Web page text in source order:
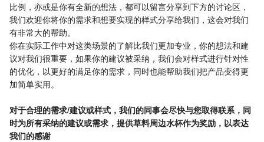
比例，亦或是你有全新的想法，都可以留言分享到下方的讨论区，
我们欢迎你将你的需求和想要实现的样式分享给我们，这会对我们
有非常大的帮助。
你在实际工作中对这类场景的了解比我们更加专业，你的想法和建
议对我们很重要，如果你的建议被采纳，我们会对样式进行针对性
的优化，以更好的满足你的需求，同时也能帮助我们把产品变得更
加简单实用。
对于合理的需求/建议或样式，我们的同事会尽快与您取得联系，同
时为所有采纳的建议或需求，提供草料周边水杯作为奖励，以表达
我们的感谢